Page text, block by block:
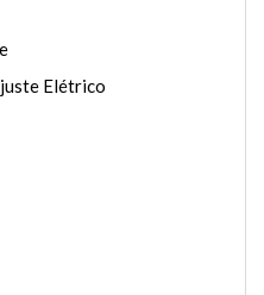
Elétrico